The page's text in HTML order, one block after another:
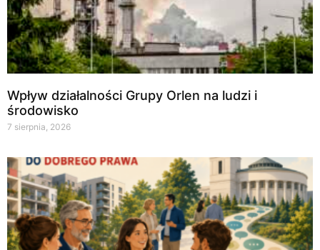
Wpływ działalności Grupy Orlen na ludzi i
środowisko
7 sierpnia, 2026